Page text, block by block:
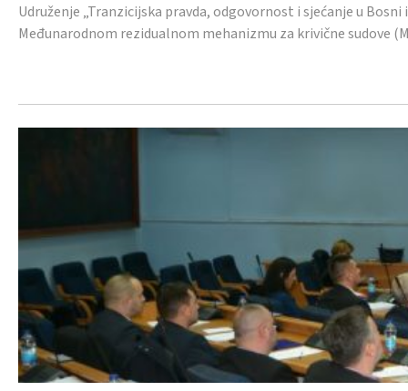
Udruženje „Tranzicijska pravda, odgovornost i sjećanje u
Međunarodnom rezidualnom mehanizmu za krivične sudove